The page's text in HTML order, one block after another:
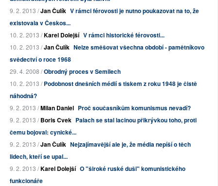
9. 2. 2013 /Jan Čulík V rámci férovosti je nutno poukazovat na to, že
existovala v Českos...
10. 2. 2013 /Karel Dolejší V rámci historické férovosti...
10. 2. 2013 /Jan Čulík Nelze směšovat všechna období - pamětníkovo
svědectví o roce 1968
29. 4. 2008 /Obrodný proces v Semilech
10. 2. 2013 /Podobnost dnešních médií s tiskem z roku 1948 je čistě
náhodná?
9. 2. 2013 /Milan Daniel Proč současníkům komunismus nevadí?
9. 2. 2013 /Boris Cvek Palach se stal lacinou přikrývkou toho, proti
čemu bojoval: cynické...
9. 2. 2013 /Jan Čulík Nejzajímavější ale je, že média nepíší o těch
lidech, kteří se upal...
9. 2. 2013 /Karel Dolejší O "široké ruské duši" komunistického
funkcionáře